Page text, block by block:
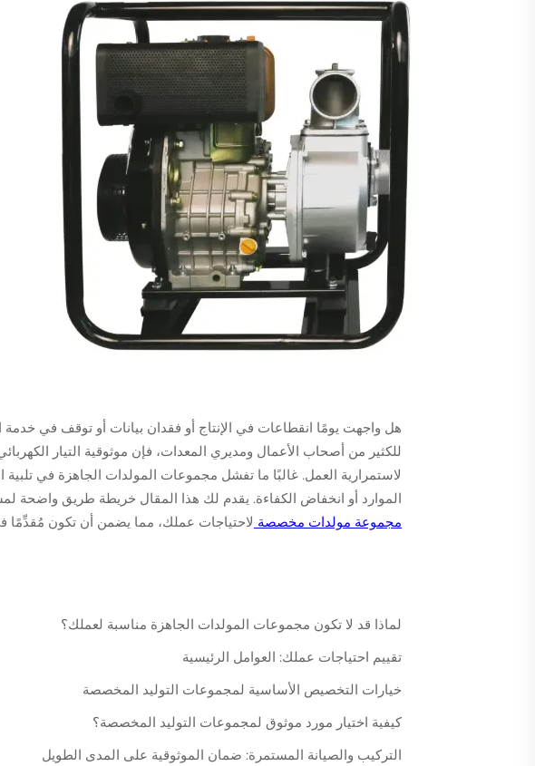
هل واجهت يومًا انقطاعات في الإنتاج أو فقدان بيانات أو توقف في خدمة
للكثير من أصحاب الأعمال ومديري المعدات، فإن موثوقية التيار
لاستمرارية العمل. غالبًا ما تفشل مجموعات المولدات الجاهزة في
الموارد أو انخفاض الكفاءة. يقدم لك هذا المقال خريطة طريق واضحة
مجموعة مولدات مخصصة لاحتياجات عملك، مما يضمن أن تكون مُقدِّمًا
لماذا قد لا تكون مجموعات المولدات الجاهزة مناسبة لعملك؟
تقييم احتياجات عملك: العوامل الرئيسية
خيارات التخصيص الأساسية لمجموعات التوليد المخصصة
كيفية اختيار مورد موثوق لمجموعات التوليد المخصصة؟
التركيب والصيانة المستمرة: ضمان الموثوقية على المدى الطويل